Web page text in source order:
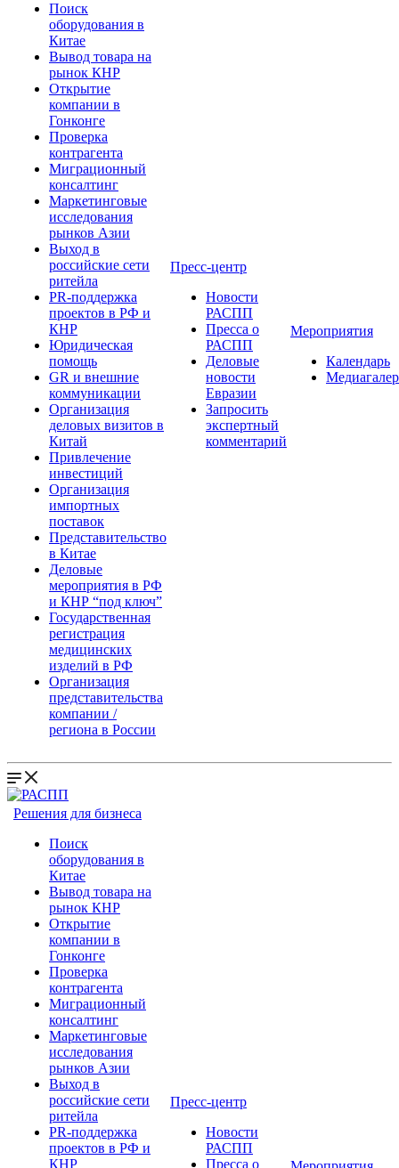
Поиск
оборудования в
Китае
Вывод товара на
рынок КНР
Открытие
компании в
Гонконге
Проверка
контрагента
Миграционный
консалтинг
Маркетинговые
исследования
рынков Азии
Выход в
российские сети
ритейла
PR-поддержка
проектов в РФ и
КНР
Юридическая
помощь
GR и внешние
коммуникации
Организация
деловых визитов в
Китай
Привлечение
инвестиций
Организация
импортных
поставок
Представительство
в Китае
Деловые
мероприятия в РФ
и КНР “под ключ”
Государственная
регистрация
медицинских
изделий в РФ
Организация
представительства
компании /
региона в России
Пресс-центр
Новости
РАСПП
Пресса о
РАСПП
Деловые
новости
Евразии
Запросить
экспертный
комментарий
Мероприятия
Календарь
Решения для бизнеса
Поиск
оборудования в
Китае
Вывод товара на
рынок КНР
Открытие
компании в
Гонконге
Проверка
контрагента
Миграционный
консалтинг
Маркетинговые
исследования
рынков Азии
Выход в
российские сети
ритейла
PR-поддержка
проектов в РФ и
КНР
Пресс-центр
Новости
РАСПП
Пресса о